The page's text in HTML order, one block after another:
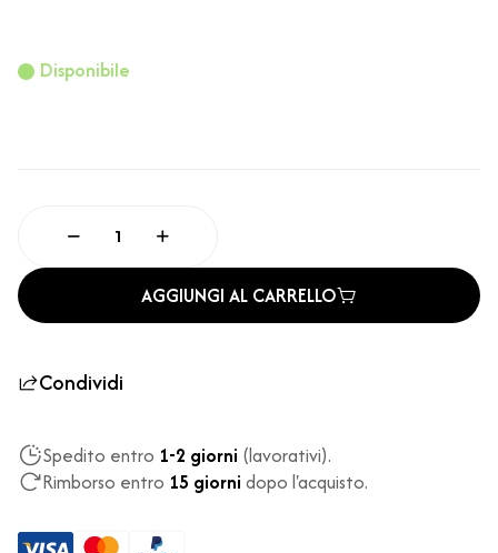
Disponibile
AGGIUNGI AL CARRELLO
Condividi
Spedito entro 1-2 giorni (lavorativi).
Rimborso entro 15 giorni dopo l'acquisto.